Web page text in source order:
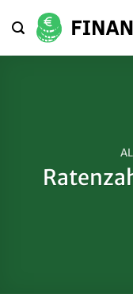
Inhalt
springen